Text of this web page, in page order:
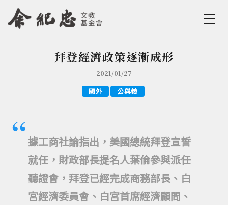
Jump to Navigation
Jump to Main content
拜登經濟政策逐漸成形
2021/01/27
國外 公與義
據工商社論指出，美國總統拜登宣誓
就任，財政部長提名人葉倫參與派任
聽證會，拜登已經完成商務部長、白
宮經濟委員會、白宮首席經濟顧問、